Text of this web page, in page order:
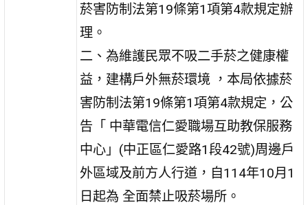
菸害防制法第19條第1項第4款規定辦
理。
二、為維護民眾不吸二手菸之健康權
益，建構戶外無菸環境 ，本局依據菸
害防制法第19條第1項第4款規定，公
告「 中華電信仁愛職場互助教保服務
中心」(中正區仁愛路1段42號)周邊戶
外區域及前方人行道，自114年10月1
日起為 全面禁止吸菸場所。